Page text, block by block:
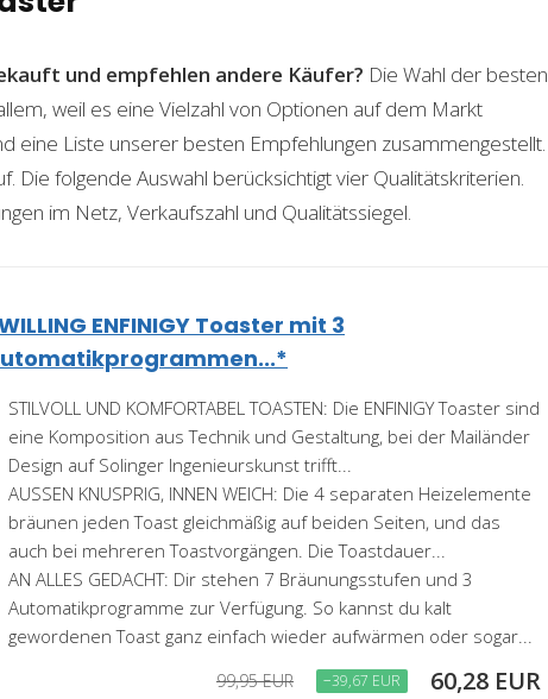
und empfehlen andere Käufer? Die Wahl der besten
weil es eine Vielzahl von Optionen auf dem Markt
eine Liste unserer besten Empfehlungen zusammengestellt.
Die folgende Auswahl berücksichtigt vier Qualitätskriterien.
im Netz, Verkaufszahl und Qualitätssiegel.
ENFINIGY Toaster mit 3
STILVOLL UND KOMFORTABEL TOASTEN: Die ENFINIGY Toaster sind
eine Komposition aus Technik und Gestaltung, bei der Mailänder
Design auf Solinger Ingenieurskunst trifft...
AUSSEN KNUSPRIG, INNEN WEICH: Die 4 separaten Heizelemente
bräunen jeden Toast gleichmäßig auf beiden Seiten, und das
auch bei mehreren Toastvorgängen. Die Toastdauer...
AN ALLES GEDACHT: Dir stehen 7 Bräunungsstufen und 3
Automatikprogramme zur Verfügung. So kannst du kalt
gewordenen Toast ganz einfach wieder aufwärmen oder sogar...
99,95 EUR −39,67 EUR 60,28 EUR